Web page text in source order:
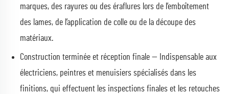
marques, des rayures ou des éraflures lors de l’emboîtement
des lames, de l’application de colle ou de la découpe des
matériaux.
Construction terminée et réception finale — Indispensable aux
électriciens, peintres et menuisiers spécialisés dans les
finitions, qui effectuent les inspections finales et les retouches